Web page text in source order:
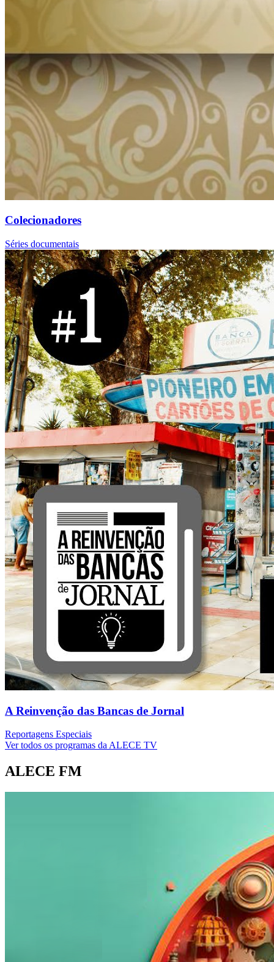
Colecionadores
Séries documentais
A Reinvenção das Bancas de Jornal
Reportagens Especiais
Ver todos os programas da ALECE TV
ALECE FM